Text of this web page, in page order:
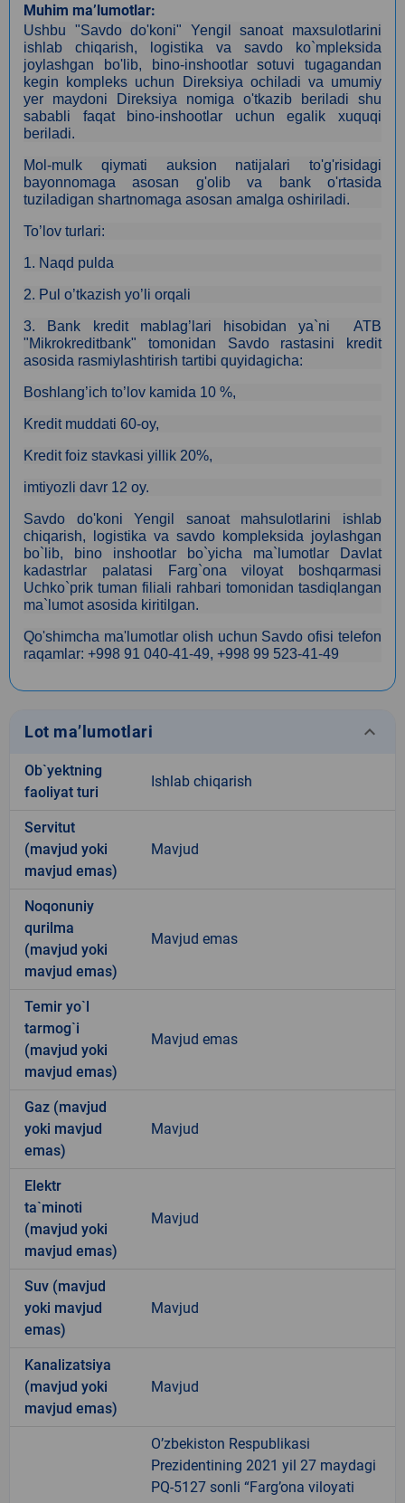
Muhim ma’lumotlar:
Ushbu "Savdo do'koni" Yengil sanoat maxsulotlarini
ishlab chiqarish, logistika va savdo ko`mpleksida
joylashgan bo'lib, bino-inshootlar sotuvi tugagandan
kegin kompleks uchun Direksiya ochiladi va umumiy
yer maydoni Direksiya nomiga o'tkazib beriladi shu
sababli faqat bino-inshootlar uchun egalik xuquqi
beriladi.
Mol-mulk qiymati auksion natijalari to'g'risidagi
bayonnomaga asosan g'olib va bank o'rtasida
tuziladigan shartnomaga asosan amalga oshiriladi.
To’lov turlari:
1. Naqd pulda
2. Pul o’tkazish yo’li orqali
3. Bank kredit mablag’lari hisobidan ya`ni ATB
"Mikrokreditbank" tomonidan Savdo rastasini kredit
asosida rasmiylashtirish tartibi quyidagicha:
Boshlang’ich to’lov kamida 10 %,
Kredit muddati 60-oy,
Kredit foiz stavkasi yillik 20%,
imtiyozli davr 12 oy.
Savdo do'koni Yengil sanoat mahsulotlarini ishlab
chiqarish, logistika va savdo kompleksida joylashgan
bo`lib, bino inshootlar bo`yicha ma`lumotlar Davlat
kadastrlar palatasi Farg`ona viloyat boshqarmasi
Uchko`prik tuman filiali rahbari tomonidan tasdiqlangan
ma`lumot asosida kiritilgan.
Qo'shimcha ma'lumotlar olish uchun Savdo ofisi telefon
raqamlar: +998 91 040-41-49, +998 99 523-41-49
Lot ma’lumotlari keyboard_arrow_down
Ob`yektning
faoliyat turi
Ishlab chiqarish
Servitut
(mavjud yoki
mavjud emas)
Mavjud
Noqonuniy
qurilma
(mavjud yoki
mavjud emas)
Mavjud emas
Temir yo`l
tarmog`i
(mavjud yoki
mavjud emas)
Mavjud emas
Gaz (mavjud
yoki mavjud
emas)
Mavjud
Elektr
ta`minoti
(mavjud yoki
mavjud emas)
Mavjud
Suv (mavjud
yoki mavjud
emas)
Mavjud
Kanalizatsiya
(mavjud yoki
mavjud emas)
Mavjud
O’zbekiston Respublikasi
Prezidentining 2021 yil 27 maydagi
PQ-5127 sonli “Farg’ona viloyati